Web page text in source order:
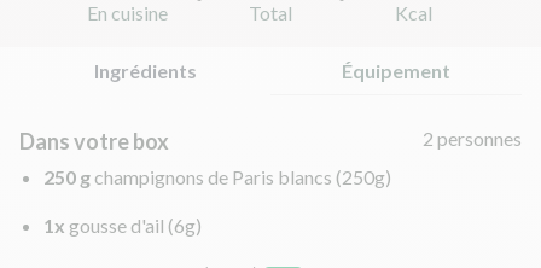
En cuisine
Total
Kcal
Ingrédients Équipement
Dans votre box
2 personnes
250 g champignons de Paris blancs (250g)
1x gousse d'ail (6g)